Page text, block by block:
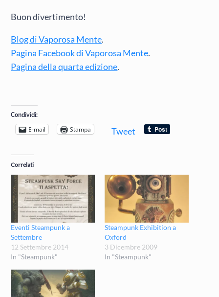
Buon divertimento!
Blog di Vaporosa Mente.
Pagina Facebook di Vaporosa Mente.
Pagina della quarta edizione.
Condividi:
E-mail Stampa Tweet
Correlati
Eventi Steampunk a
Settembre
12 Settembre 2014
In "Steampunk"
Steampunk Exhibition a
Oxford
3 Dicembre 2009
In "Steampunk"